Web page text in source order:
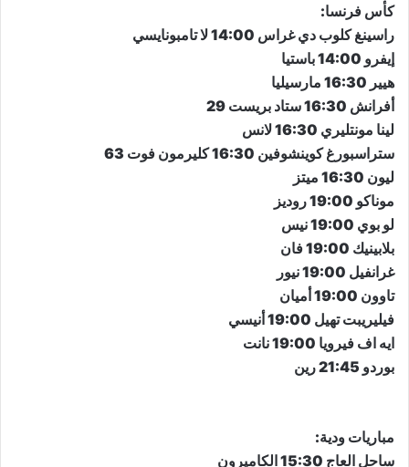
كأس فرنسا:
راسينغ كلوب دي غراس 14:00 لا تامبونايسي
إيفرو 14:00 باستيا
هيير 16:30 مارسيليا
أفرانش 16:30 ستاد بريست 29
لينا مونتليري 16:30 لانس
ستراسبورغ كوينشوفين 16:30 كليرمون فوت 63
ليون 16:30 ميتز
موناكو 19:00 روديز
لو بوي 19:00 نيس
بلابينيك 19:00 فان
غرانفيل 19:00 نيور
تاوون 19:00 أميان
فيليريبت تهيل 19:00 أنيسي
ايه اف فيرويا 19:00 نانت
بوردو 21:45 رين
مباريات ودية:
ساحل العاج 15:30 الكاميرون